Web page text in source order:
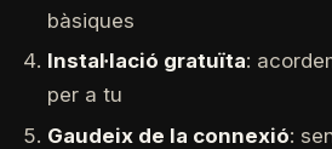
bàsiques
Instal·lació gratuïta:
per a tu
Gaudeix de la connexió: